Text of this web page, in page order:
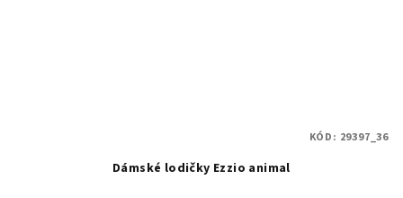
Dámské lodičky Ezzio animal
KÓD: 29397_36